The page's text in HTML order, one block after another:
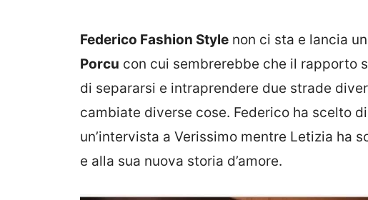
Federico Fashion Style non ci sta e lancia
Porcu con cui sembrerebbe che il rapporto
di separarsi e intraprendere due strade
cambiate diverse cose. Federico ha scelto
un’intervista a Verissimo mentre Letizia ha
e alla sua nuova storia d’amore.